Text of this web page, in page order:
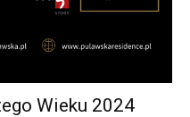
Wieku 2024